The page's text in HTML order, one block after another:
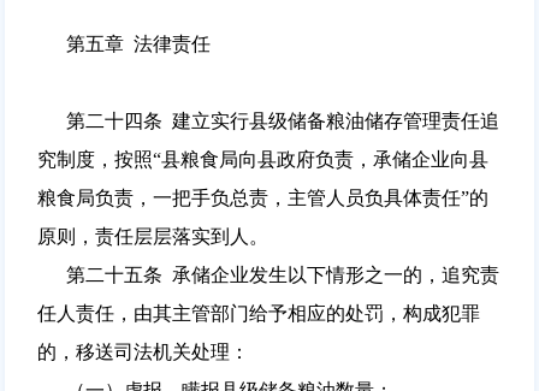
第五章 法律责任
第二十四条 建立实行县级储备粮油储存管理责任追
究制度，按照“县粮食局向县政府负责，承储企业向县
粮食局负责，一把手负总责，主管人员负具体责任”的
原则，责任层层落实到人。
第二十五条 承储企业发生以下情形之一的，追究责
任人责任，由其主管部门给予相应的处罚，构成犯罪
的，移送司法机关处理：